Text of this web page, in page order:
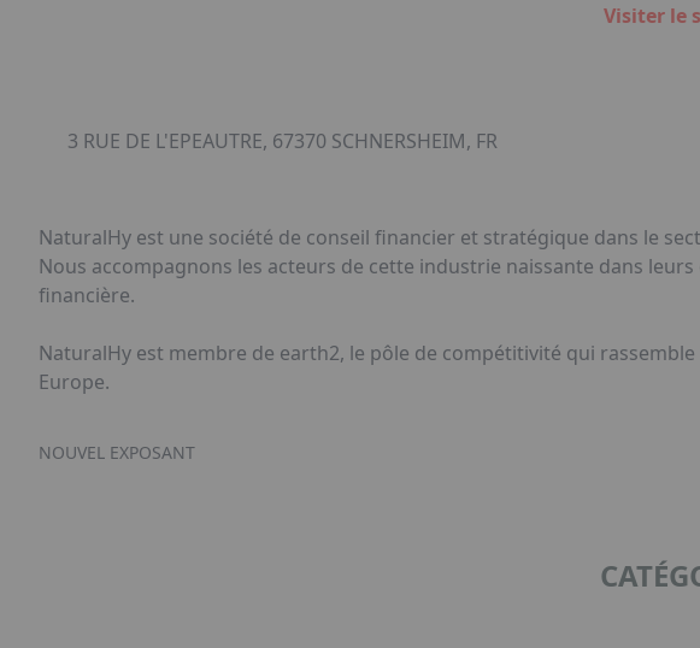
Visiter le
3 RUE DE L'EPEAUTRE, 67370 SCHNERSHEIM, FR
NaturalHy est une société de conseil financier et stratégique dans le
Nous accompagnons les acteurs de cette industrie naissante dans
financière.
NaturalHy est membre de earth2, le pôle de compétitivité qui
Europe.
NOUVEL EXPOSANT